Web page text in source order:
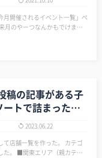
月開催されるイベント一覧」ペ
月のやーつなんかもでけま
稿の記事がある子
ートで詰まった…
2023.06.22
店舗一覧を作った。 カテゴ
カテゴ